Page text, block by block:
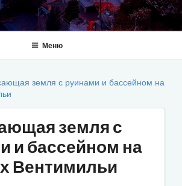
Меню
земля с руинами и бассейном на
земля с
и бассейном на
Вентимильи